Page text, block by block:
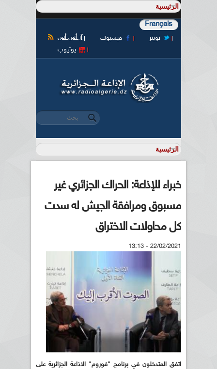
Français
آر أس أس فيسبوك
تويتر
يوتيوب
استمارة البحث
‏بحث ‏
خبراء للإذاعة: الحراك الجزائري غير
مسبوق ومرافقة الجيش له سدت
كل محاولات الاختراق
22/02/2021 - 13:13
اتفق المتدخلون في برنامج "فوروم" الاذاعة الجزائرية على